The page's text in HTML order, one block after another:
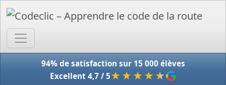
94% de satisfaction sur 15 000 élèves
Excellent 4,7 / 5★★★★ ★